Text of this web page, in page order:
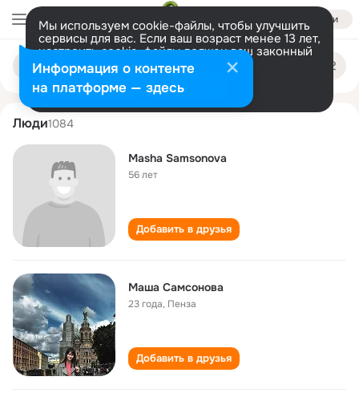
Войти
Мы используем cookie-файлы, чтобы улучшить
сервисы для вас. Если ваш возраст менее 13 лет,
настроить cookie-файлы должен ваш законный
представитель. Больше информации
Разрешить все Настроить
Поиск
людям
masha samsonova
Люди1084
Masha Samsonova
56 лет
Добавить в друзья
Маша Самсонова
23 года, Пенза
Добавить в друзья
Информация о контенте
на платформе — здесь